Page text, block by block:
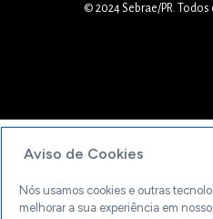
© 2024 Sebrae/PR.
Aviso de Cookies
Nós usamos cookies e outras
melhorar a sua experiência em